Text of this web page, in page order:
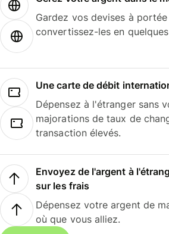
Gardez vos devises à
convertissez-les en
Une carte de débit
Dépensez à l'étranger sans
majorations de taux de
transaction élevés.
Envoyez de l'argent à
sur les frais
Dépensez votre argent de
où que vous alliez.